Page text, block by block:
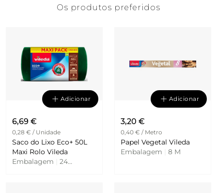
Os produtos preferidos
Adicionar
6,69 €
0,28 € / Unidade
Saco do Lixo Eco+ 50L
Maxi Rolo Vileda
Embalagem
24
Adicionar
3,20 €
0,40 € / Metro
Papel Vegetal Vileda
Embalagem
8 M